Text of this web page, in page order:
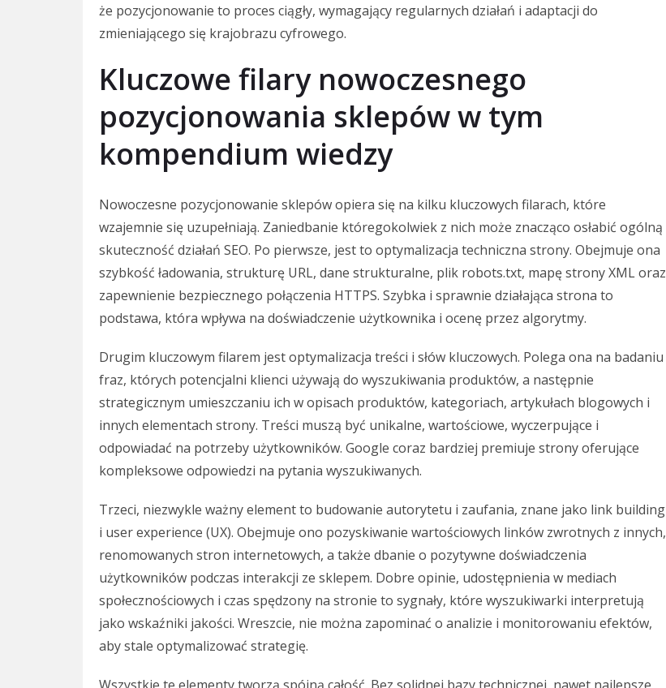
że pozycjonowanie to proces ciągły, wymagający regularnych działań i adaptacji do
zmieniającego się krajobrazu cyfrowego.
Kluczowe filary nowoczesnego
pozycjonowania sklepów w tym
kompendium wiedzy
Nowoczesne pozycjonowanie sklepów opiera się na kilku kluczowych filarach, które
wzajemnie się uzupełniają. Zaniedbanie któregokolwiek z nich może znacząco osłabić ogólną
skuteczność działań SEO. Po pierwsze, jest to optymalizacja techniczna strony. Obejmuje ona
szybkość ładowania, strukturę URL, dane strukturalne, plik robots.txt, mapę strony XML oraz
zapewnienie bezpiecznego połączenia HTTPS. Szybka i sprawnie działająca strona to
podstawa, która wpływa na doświadczenie użytkownika i ocenę przez algorytmy.
Drugim kluczowym filarem jest optymalizacja treści i słów kluczowych. Polega ona na badaniu
fraz, których potencjalni klienci używają do wyszukiwania produktów, a następnie
strategicznym umieszczaniu ich w opisach produktów, kategoriach, artykułach blogowych i
innych elementach strony. Treści muszą być unikalne, wartościowe, wyczerpujące i
odpowiadać na potrzeby użytkowników. Google coraz bardziej premiuje strony oferujące
kompleksowe odpowiedzi na pytania wyszukiwanych.
Trzeci, niezwykle ważny element to budowanie autorytetu i zaufania, znane jako link building
i user experience (UX). Obejmuje ono pozyskiwanie wartościowych linków zwrotnych z innych,
renomowanych stron internetowych, a także dbanie o pozytywne doświadczenia
użytkowników podczas interakcji ze sklepem. Dobre opinie, udostępnienia w mediach
społecznościowych i czas spędzony na stronie to sygnały, które wyszukiwarki interpretują
jako wskaźniki jakości. Wreszcie, nie można zapominać o analizie i monitorowaniu efektów,
aby stale optymalizować strategię.